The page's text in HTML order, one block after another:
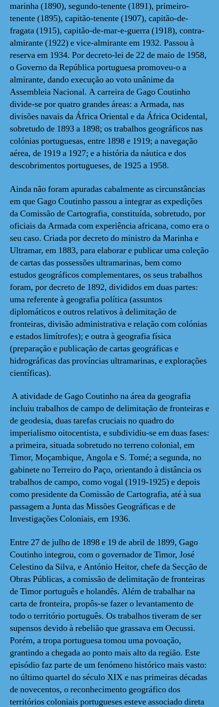
marinha (1890), segundo-tenente (1891), primeiro-
tenente (1895), capitão-tenente (1907), capitão-de-
fragata (1915), capitão-de-mar-e-guerra (1918), contra-
almirante (1922) e vice-almirante em 1932. Passou à
reserva em 1934. Por decreto-lei de 22 de maio de 1958,
o Governo da República portuguesa promoveu-o a
almirante, dando execução ao voto unânime da
Assembleia Nacional. A carreira de Gago Coutinho
divide-se por quatro grandes áreas: a Armada, nas
divisões navais da África Oriental e da África Ocidental,
sobretudo de 1893 a 1898; os trabalhos geográficos nas
colónias portuguesas, entre 1898 e 1919; a navegação
aérea, de 1919 a 1927; e a história da náutica e dos
descobrimentos portugueses, de 1925 a 1958.
Ainda não foram apuradas cabalmente as circunstâncias
em que Gago Coutinho passou a integrar as expedições
da Comissão de Cartografia, constituída, sobretudo, por
oficiais da Armada com experiência africana, como era o
seu caso. Criada por decreto do ministro da Marinha e
Ultramar, em 1883, para elaborar e publicar uma coleção
de cartas das possessões ultramarinas, bem como
estudos geográficos complementares, os seus trabalhos
foram, por decreto de 1892, divididos em duas partes:
uma referente à geografia política (assuntos
diplomáticos e outros relativos à delimitação de
fronteiras, divisão administrativa e relação com colónias
e estados limítrofes); e outra à geografia física
(preparação e publicação de cartas geográficas e
hidrográficas das províncias ultramarinas, e explorações
científicas).
A atividade de Gago Coutinho na área da geografia
incluiu trabalhos de campo de delimitação de fronteiras e
de geodesia, duas tarefas cruciais no quadro do
imperialismo oitocentista, e subdividiu-se em duas fases:
a primeira, situada sobretudo no terreno colonial, em
Timor, Moçambique, Angola e S. Tomé; a segunda, no
gabinete no Terreiro do Paço, orientando à distância os
trabalhos de campo, como vogal (1919-1925) e depois
como presidente da Comissão de Cartografia, até à sua
passagem a Junta das Missões Geográficas e de
Investigações Coloniais, em 1936.
Entre 27 de julho de 1898 e 19 de abril de 1899, Gago
Coutinho integrou, com o governador de Timor, José
Celestino da Silva, e António Heitor, chefe da Secção de
Obras Públicas, a comissão de delimitação de fronteiras
de Timor português e holandês. Além de trabalhar na
carta de fronteira, propôs-se fazer o levantamento de
todo o território português. Os trabalhos tiveram de ser
supensos devido à rebelião que grassava em Oecussi.
Porém, a tropa portuguesa tomou uma povoação,
grantindo a chegada ao ponto mais alto da região. Este
episódio faz parte de um fenómeno histórico mais vasto:
no último quartel do século XIX e nas primeiras décadas
de novecentos, o reconhecimento geográfico dos
territórios coloniais portugueses esteve associado direta